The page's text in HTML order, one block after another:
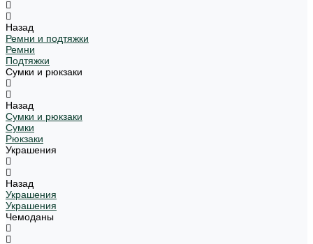
Назад
Ремни и подтяжки
Ремни
Подтяжки
Сумки и рюкзаки
Назад
Сумки и рюкзаки
Сумки
Рюкзаки
Украшения
Назад
Украшения
Украшения
Чемоданы